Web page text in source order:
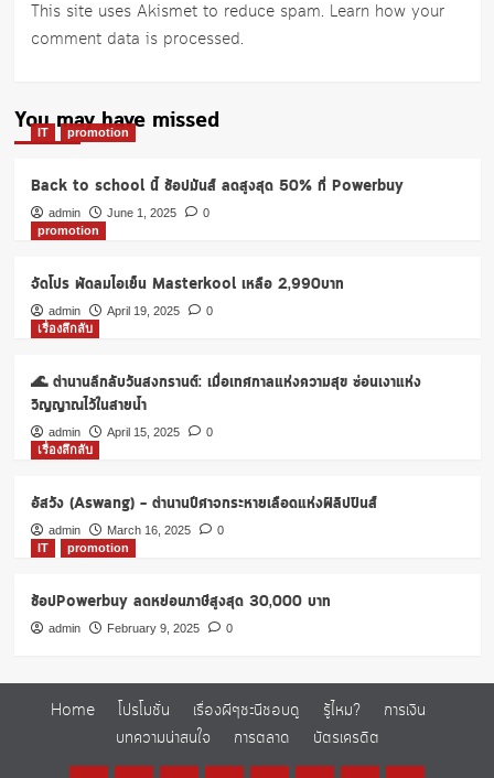
This site uses Akismet to reduce spam. Learn how your
comment data is processed.
You may have missed
IT promotion
Back to school นี้ ช้อปมันส์ ลดสูงสุด 50% ที่ Powerbuy
admin June 1, 2025
0
promotion
จัดโปร พัดลมไอเย็น Masterkool เหลือ 2,990บาท
admin April 19, 2025
0
เรื่องลึกลับ
🌊 ตำนานลึกลับวันสงกรานต์: เมื่อเทศกาลแห่งความสุข ซ่อนเงาแห่ง
วิญญาณไว้ในสายน้ำ
admin April 15, 2025
0
เรื่องลึกลับ
อัสวัง (Aswang) – ตำนานปีศาจกระหายเลือดแห่งฟิลิปปินส์
admin March 16, 2025
0
IT
promotion
ช้อปPowerbuy ลดหย่อนภาษีสูงสุด 30,000 บาท
admin February 9, 2025 0
Home โปรโมชั่น เรื่องผีๆชะนีชอบดู รู้ไหม?
การเงิน
บทความน่าสนใจ
การตลาด บัตรเครดิต